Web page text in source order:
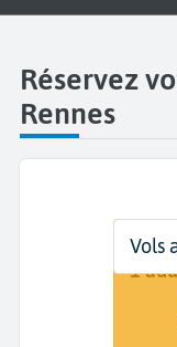
Réservez
Rennes
Dates
1
Vols